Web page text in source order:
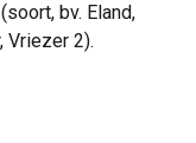
(soort, bv. Eland,
Vriezer 2).